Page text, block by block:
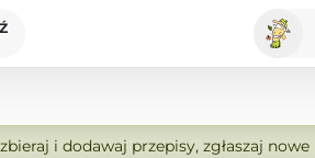
i dodawaj przepisy, zgłaszaj